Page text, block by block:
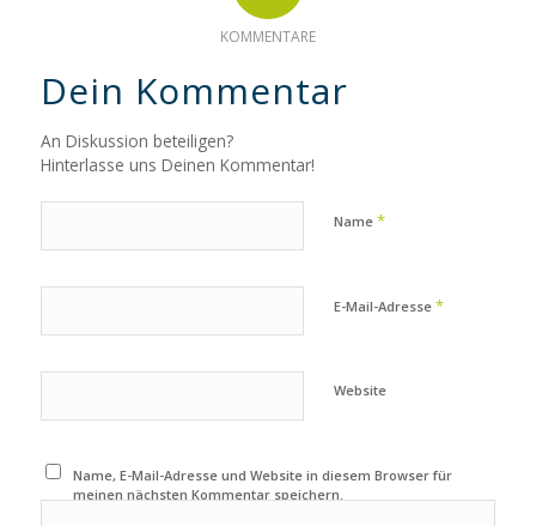
KOMMENTARE
Dein Kommentar
An Diskussion beteiligen?
Hinterlasse uns Deinen Kommentar!
Name *
E-Mail-Adresse *
Website
Name, E-Mail-Adresse und Website in diesem Browser für
meinen nächsten Kommentar speichern.